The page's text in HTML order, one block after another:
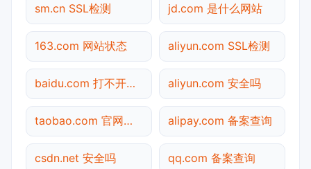
sm.cn SSL检测 jd.com 是什么网站
163.com 网站状态 aliyun.com SSL检测
baidu.com 打不开检测 aliyun.com 安全吗
taobao.com 官网入口 alipay.com 备案查询
csdn.net 安全吗 qq.com 备案查询